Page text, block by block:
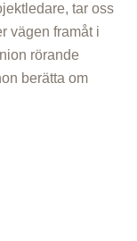
tar oss
vägen framåt i
rörande
berätta om